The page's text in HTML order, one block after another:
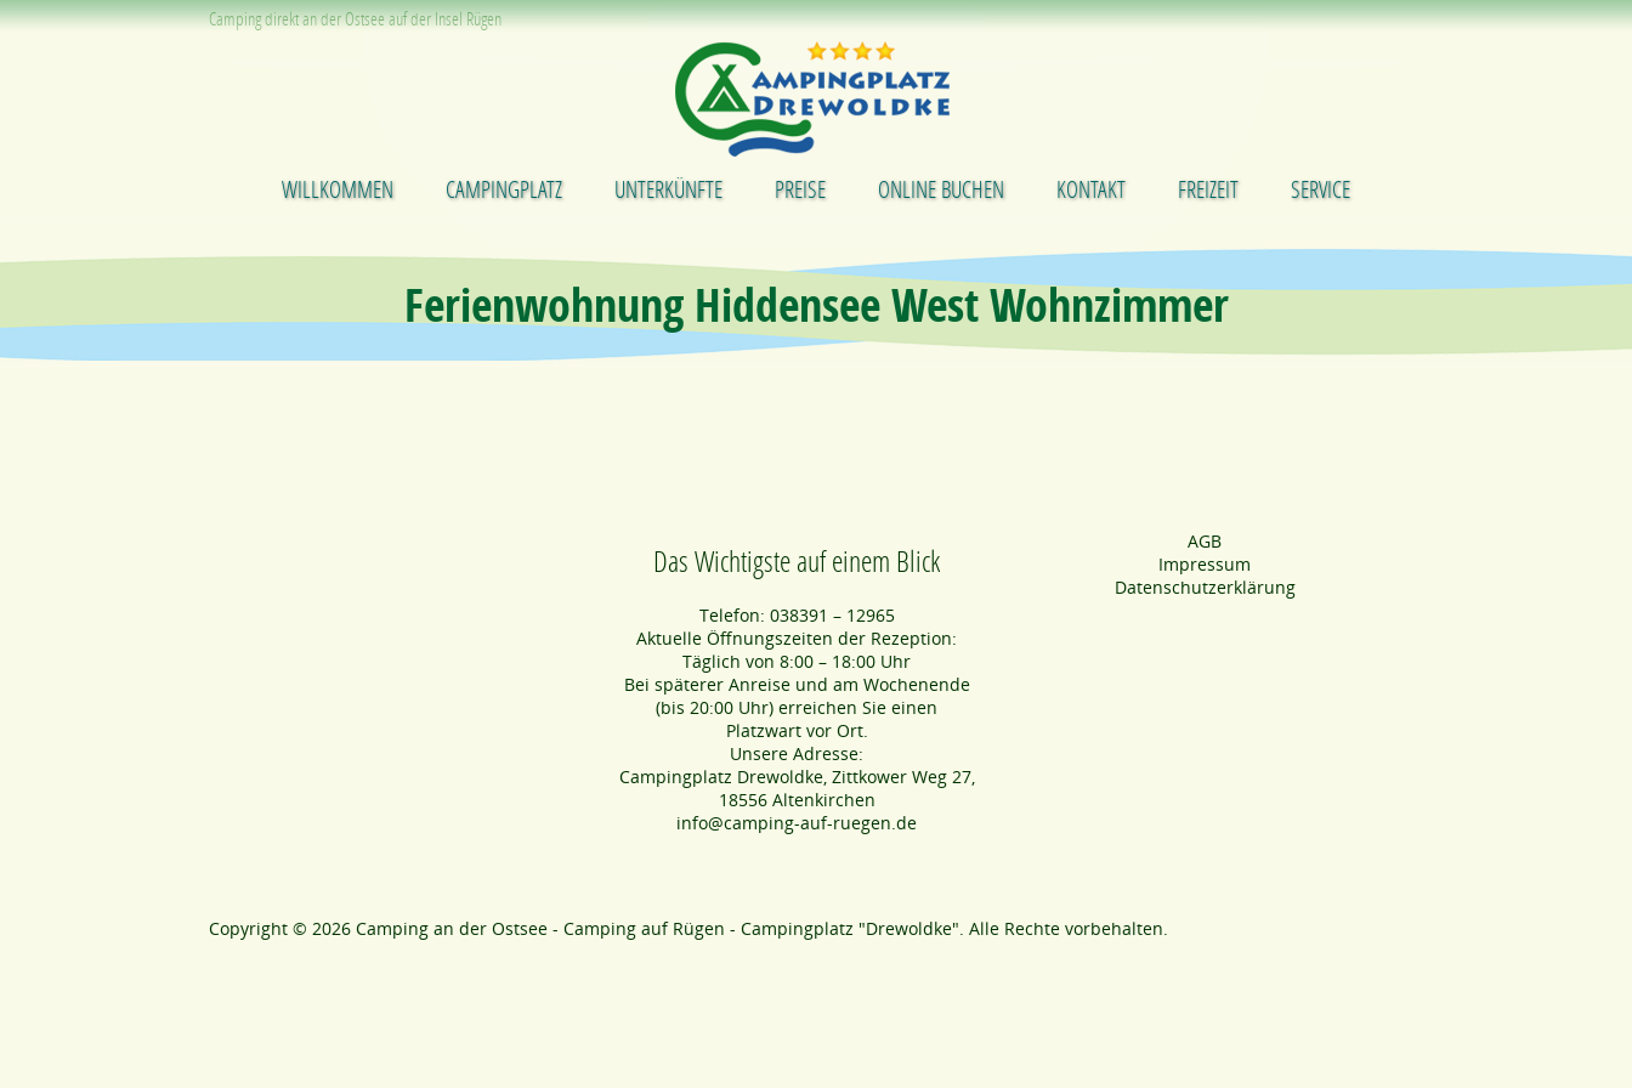
Camping direkt an der Ostsee auf der Insel Rügen
WILLKOMMEN CAMPINGPLATZ UNTERKÜNFTE PREISE ONLINE BUCHEN KONTAKT FREIZEIT SERVICE
Ferienwohnung Hiddensee West Wohnzimmer
Das Wichtigste auf einem Blick
Telefon: 038391 – 12965
Aktuelle Öffnungszeiten der Rezeption:
Täglich von 8:00 – 18:00 Uhr
Bei späterer Anreise und am Wochenende
(bis 20:00 Uhr) erreichen Sie einen
Platzwart vor Ort.
Unsere Adresse:
Campingplatz Drewoldke, Zittkower Weg 27,
18556 Altenkirchen
info@camping-auf-ruegen.de
AGB
Impressum
Datenschutzerklärung
Copyright © 2026 Camping an der Ostsee - Camping auf Rügen - Campingplatz "Drewoldke". Alle Rechte vorbehalten.